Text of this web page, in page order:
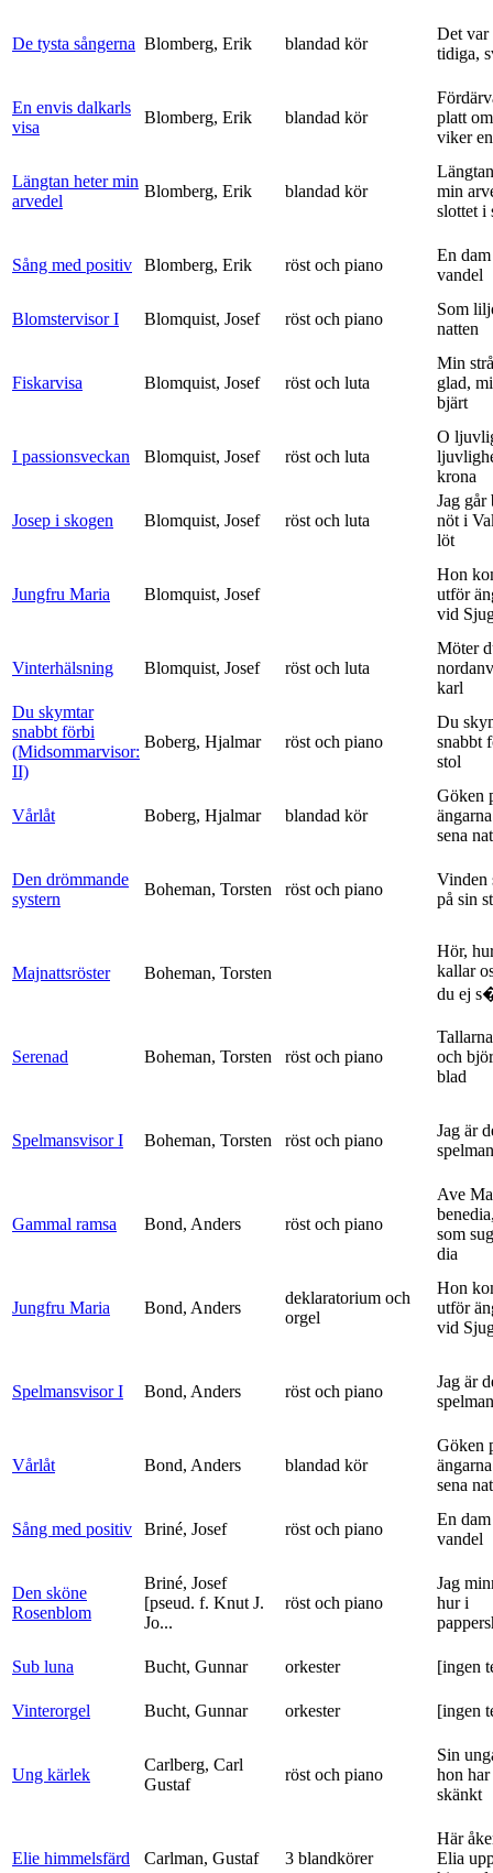
De tysta sångerna Blomberg, Erik blandad kör
Det var
tidiga,
En envis dalkarls
visa
Blomberg, Erik blandad kör
platt
viker
Längtan heter min
arvedel
Blomberg, Erik blandad kör
min
slottet i
Sång med positiv Blomberg, Erik röst och piano
En
vandel
Blomstervisor I Blomquist, Josef röst och piano
Som
natten
Fiskarvisa Blomquist, Josef röst och luta
Min
glad,
bjärt
I passionsveckan Blomquist, Josef röst och luta
O
krona
Josep i skogen Blomquist, Josef röst och luta
Jag går
nöt i
löt
Jungfru Maria Blomquist, Josef
Hon
utför
vid
Vinterhälsning Blomquist, Josef röst och luta
Möter
karl
Du skymtar
snabbt förbi
(Midsommarvisor:
II)
Boberg, Hjalmar röst och piano
Du
snabbt
stol
Vårlåt Boberg, Hjalmar blandad kör
Göken
sena
Den drömmande
systern
Boheman, Torsten röst och piano
Vinden
på sin
Majnattsröster Boheman, Torsten
Hör,
kallar
du ej
Serenad Boheman, Torsten röst och piano
och
blad
Spelmansvisor I Boheman, Torsten röst och piano
Jag är
spelman
Gammal ramsa Bond, Anders röst och piano
Ave
som
dia
Jungfru Maria Bond, Anders
deklaratorium och
orgel
Hon
utför
vid
Spelmansvisor I Bond, Anders röst och piano
Jag är
spelman
Vårlåt Bond, Anders blandad kör
Göken
sena
Sång med positiv Briné, Josef röst och piano
En
vandel
Den sköne
Rosenblom
Briné, Josef
[pseud. f. Knut J.
Jo...
röst och piano
Jag
hur i
Sub luna Bucht, Gunnar orkester [ingen
Vinterorgel Bucht, Gunnar orkester [ingen
Ung kärlek
Carlberg, Carl
Gustaf
röst och piano
Sin
hon
skänkt
Elie himmelsfärd Carlman, Gustaf 3 blandkörer
Här
Elia